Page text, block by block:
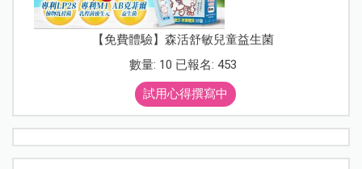
【免費體驗】森活舒敏兒童益生菌
數量: 10 已報名: 453
試用心得撰寫中